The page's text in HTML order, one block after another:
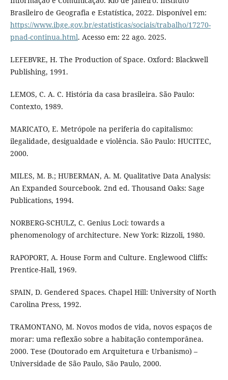
Brasileiro de Geografia e Estatística, 2022. Disponível em:
https://www.ibge.gov.br/estatisticas/sociais/trabalho/17270-
pnad-continua.html. Acesso em: 22 ago. 2025.
LEFEBVRE, H. The Production of Space. Oxford: Blackwell
Publishing, 1991.
LEMOS, C. A. C. História da casa brasileira. São Paulo:
Contexto, 1989.
MARICATO, E. Metrópole na periferia do capitalismo:
ilegalidade, desigualdade e violência. São Paulo: HUCITEC,
2000.
MILES, M. B.; HUBERMAN, A. M. Qualitative Data Analysis:
An Expanded Sourcebook. 2nd ed. Thousand Oaks: Sage
Publications, 1994.
NORBERG-SCHULZ, C. Genius Loci: towards a
phenomenology of architecture. New York: Rizzoli, 1980.
RAPOPORT, A. House Form and Culture. Englewood Cliffs:
Prentice-Hall, 1969.
SPAIN, D. Gendered Spaces. Chapel Hill: University of North
Carolina Press, 1992.
TRAMONTANO, M. Novos modos de vida, novos espaços de
morar: uma reflexão sobre a habitação contemporânea.
2000. Tese (Doutorado em Arquitetura e Urbanismo) –
Universidade de São Paulo, São Paulo, 2000.